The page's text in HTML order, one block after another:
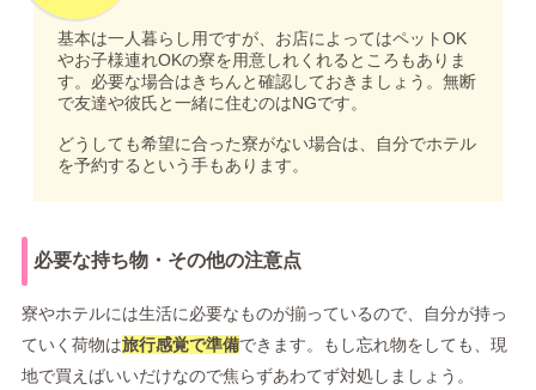
基本は一人暮らし用ですが、お店によってはペットOK
やお子様連れOKの寮を用意しれくれるところもありま
す。必要な場合はきちんと確認しておきましょう。無断
で友達や彼氏と一緒に住むのはNGです。
どうしても希望に合った寮がない場合は、自分でホテル
を予約するという手もあります。
必要な持ち物・その他の注意点
寮やホテルには生活に必要なものが揃っているので、自分が持っ
ていく荷物は旅行感覚で準備できます。もし忘れ物をしても、現
地で買えばいいだけなので焦らずあわてず対処しましょう。